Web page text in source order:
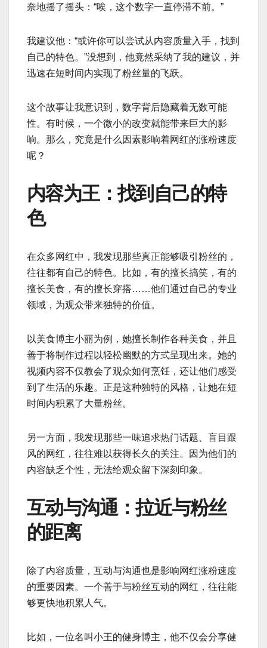
奈地摇了摇头：“唉，这个数字一直停滞不前。”
我建议他：“或许你可以尝试从内容质量入手，找到
自己的特色。”没想到，他竟然采纳了我的建议，并
迅速在短时间内实现了粉丝量的飞跃。
这个故事让我意识到，数字背后隐藏着无数可能
性。有时候，一个微小的改变就能带来巨大的影
响。那么，究竟是什么因素影响着网红的涨粉速度
呢？
内容为王：找到自己的特
色
在众多网红中，我发现那些真正能够吸引粉丝的，
往往都有自己的特色。比如，有的擅长搞笑，有的
擅长美食，有的擅长穿搭……他们通过自己的专业
领域，为观众带来独特的价值。
以美食博主小丽为例，她擅长制作各种美食，并且
善于将制作过程以轻松幽默的方式呈现出来。她的
视频内容不仅教会了观众如何烹饪，还让他们感受
到了生活的乐趣。正是这种独特的风格，让她在短
时间内积累了大量粉丝。
另一方面，我发现那些一味追求热门话题、盲目跟
风的网红，往往难以获得长久的关注。因为他们的
内容缺乏个性，无法给观众留下深刻印象。
互动与沟通：拉近与粉丝
的距离
除了内容质量，互动与沟通也是影响网红涨粉速度
的重要因素。一个善于与粉丝互动的网红，往往能
够更快地积累人气。
比如，一位名叫小王的健身博主，他不仅会分享健